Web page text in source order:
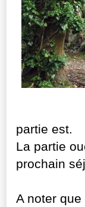
partie est.
La partie
prochain
A noter